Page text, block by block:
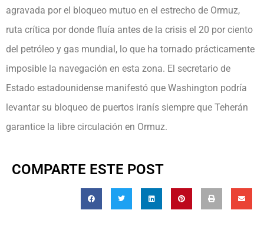
agravada por el bloqueo mutuo en el estrecho de Ormuz,
ruta crítica por donde fluía antes de la crisis el 20 por ciento
del petróleo y gas mundial, lo que ha tornado prácticamente
imposible la navegación en esta zona. El secretario de
Estado estadounidense manifestó que Washington podría
levantar su bloqueo de puertos iranís siempre que Teherán
garantice la libre circulación en Ormuz.
COMPARTE ESTE POST